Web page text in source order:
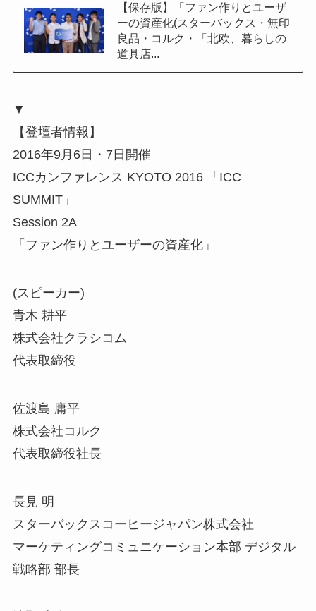
【保存版】「ファン作りとユーザ
ーの資産化(スターバックス・無印
良品・コルク・「北欧、暮らしの
道具店...
▼
【登壇者情報】
2016年9月6日・7日開催
ICCカンファレンス KYOTO 2016 「ICC
SUMMIT」
Session 2A
「ファン作りとユーザーの資産化」
(スピーカー)
青木 耕平
株式会社クラシコム
代表取締役
佐渡島 庸平
株式会社コルク
代表取締役社長
長見 明
スターバックスコーヒージャパン株式会社
マーケティングコミュニケーション本部 デジタル
戦略部 部長